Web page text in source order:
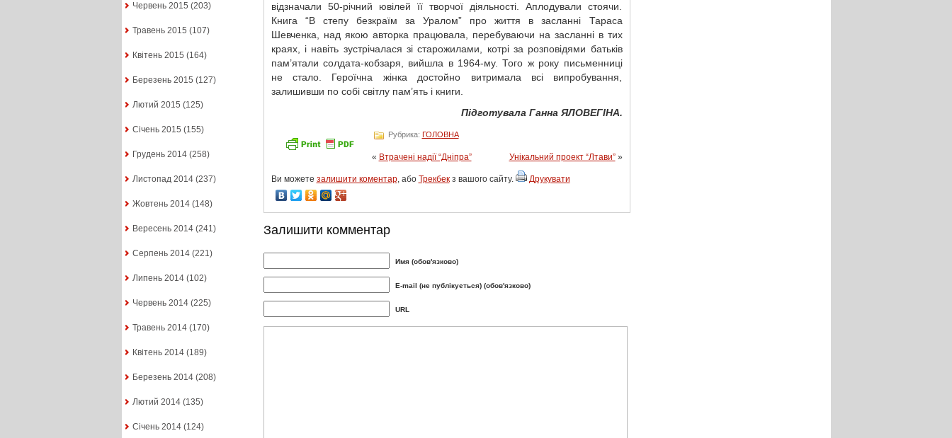
Червень 2015 (203)
Травень 2015 (107)
Квітень 2015 (164)
Березень 2015 (127)
Лютий 2015 (125)
Січень 2015 (155)
Грудень 2014(258)
Листопад 2014(237)
Жовтень 2014(148)
Вересень 2014(241)
Серпень 2014(221)
Липень 2014(102)
Червень 2014(225)
Травень 2014(170)
Квітень 2014(189)
Березень 2014(208)
Лютий 2014(135)
Січень 2014(124)
відзначали 50-річний ювілей її творчої діяльності. Аплодували стоячи.
Книга “В степу безкраїм за Уралом” про життя в засланні Тараса
Шевченка, над якою авторка працювала, перебуваючи на засланні в тих
краях, і навіть зустрічалася зі старожилами, котрі за розповідями батьків
пам’ятали солдата-кобзаря, вийшла в 1964-му. Того ж року письменниці
не стало. Героїчна жінка достойно витримала всі випробування,
залишивши по собі світлу пам’ять і книги.
Підготувала Ганна ЯЛОВЕГІНА.
Рубрика: ГОЛОВНА
« Втрачені надії “Дніпра” Унікальний проект “Лтави”»
Ви можете залишити коментар, або Трекбекз вашого сайту. Друкувати
Залишити комментар
Имя (обов'язково)
E-mail (не публікується) (обов'язково)
URL